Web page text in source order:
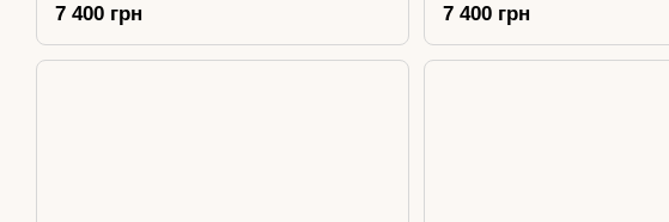
7 400 грн 7 400 грн